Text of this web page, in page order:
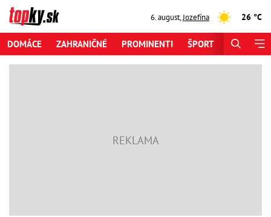
6. august,Jozefína 26 °C
DOMÁCE ZAHRANIČNÉ PROMINENTI ŠPORT